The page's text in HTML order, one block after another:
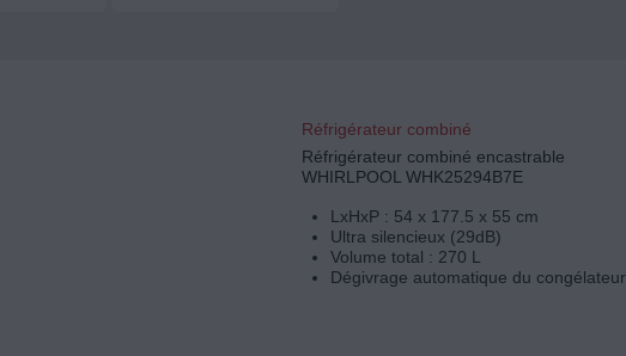
Réfrigérateur combiné
Réfrigérateur combiné encastrable
WHIRLPOOL WHK25294B7E
LxHxP : 54 x 177.5 x 55 cm
Ultra silencieux (29dB)
Volume total : 270 L
Dégivrage automatique du congélateur